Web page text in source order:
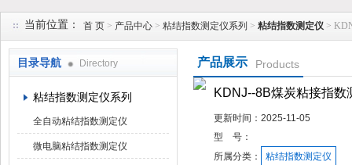
当前位置： 首 页 > 产品中心 > 粘结指数测定仪系列 > 粘结指数测定仪 >
目录导航 Directory
粘结指数测定仪系列
全自动粘结指数测定仪
微电脑粘结指数测定仪
产品展示 Products
KDNJ--8B煤炭粘接指数
更新时间： 2025-11-05
型 号：
所属分类：
粘结指数测定仪